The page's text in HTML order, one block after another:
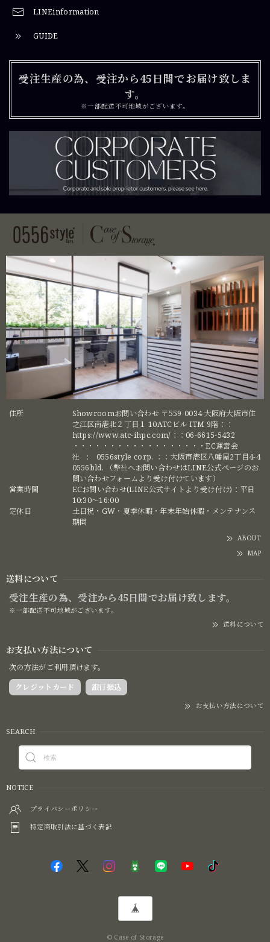
LINEinformation
GUIDE
受注生産の為、受注から45日間でお届け致しま
す。
※一部配送不可地域がございます。
住所
Showroomお問い合わせ 〒559-0034 大阪府大阪市住
之江区南港北２丁目１ 10ATCビル ITM 9階：：
https://www.atc-ihpc.com/：：06-6615-5432
・・・・・・・・・・・・・・・・・・EC運営会
社 : 0556style corp. ：：大阪市港区八幡屋2丁目4-4
0556bld. （弊社へお問い合わせはLINE公式ページのお
問い合わせフォームより受け付けています）
営業時間
ECお問い合わせ(LINE公式サイトより受け付け)：平日
10:30〜16:00
定休日
土日祝・GW・夏季休暇・年末年始休暇・メンテナンス
期間
ABOUT
MAP
送料について
受注生産の為、受注から45日間でお届け致します。
※一部配送不可地域がございます。
送料について
お支払い方法について
次の方法がご利用頂けます。
クレジットカード
銀行振込
お支払い方法について
SEARCH
NOTICE
プライバシーポリシー
特定商取引法に基づく表記
© Case of Storage